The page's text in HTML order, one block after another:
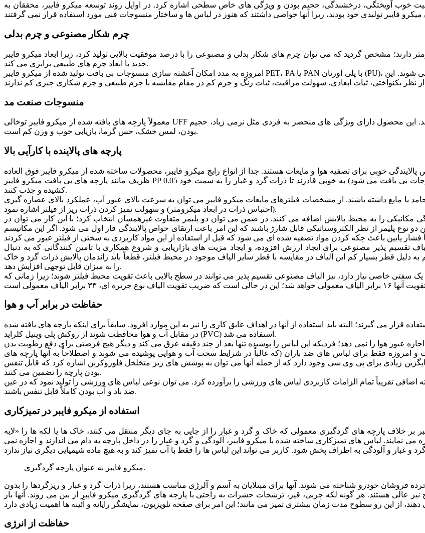
خوب آویختگی، درخشندگی، حجیم بودن و ویژگی های خاص سطحی اشاره کرد. در اوایل روند توسعه میکرو فایبر، محققان به
چرم شکار مصنوعی و چرم بدلی
شد الیاف کلاژنی چرم شکار طبیعی، قطری در حدود ۴ میکرومتر دارند؛ مشخص گردید که می توان چرم های شکار بدلی و مصنوعی را با درصد موفقیت بالایی تولید کرد، زیرا ابعاد میکرو فایبر
جدید با ابعاد چرم های طبیعی برابری می کند.
امروزه به مدد امکان آغشته سازی منسوجات بی بافت تولید شده از میکرو فایبر PET، PA یا PAN با پلی اورتان (PU)، محصولات چرم شکاری مصنوعی و چرمی به صورت صنعتی در ژاپن تولید می شوند. این
منسوجات صنعت مد
معمولاً پارچه های بافته شده از میکرو فایبر توخالی UFF با ظرافت 0.1 دسی تکس به همراه الیاف استیپل تک حفره ای تولید می شوند. این محصول دارای ویژگی های منحصر به فردی مثل نرمی زیاد، حجیم
بودن، لمس خشک، حس گرما، بازیابی خوب و وزن کم است.
پارچه های پالاینده با کارآیی بالا
خوبی برای تصفیه هوا و مایعات هستند. جدا از انواع رایج میکرو فایبر، محصولات ساخته شده از میکرو فایبر فوق العاده
ظریف مانند پارچه های بی بافت میکرو فایبر PP 0.05 دسی تکس در ترکیب با یک ولتاژ الکتریکی بالا (که باعث قطبش ثابت منسوجات بی بافت می شود) به خوبی قادرند تا ذرات گرد و غبار را به سمت خود
کشیده و جذب کنند.
جامد یا مایع داشته باشند. از مشخصات فیلترهای مایعات میکرو فایبر می توان به سرعت بالای عبور آب، عملکرد بالای عصاره گیری
(احتباس ذرات در ابعاد میکرومتر) و سهولت تمیز کردن ذرات ریز از فیلتر اشاره نمود.
مکانیکی را به محیط پالایش اضافه می کنند. در ضمن می توان دو پلیمر متفاوت غیرهمسان انتخاب کرد؛ با این کار می توان در
پلیمر از نظر الکتروستاتیکی قابل شارژ باشند که این امر باعث ارتقای خواص پالایندگی فاز اول می شود. اگر این مکانیسم
تقسیم پذیر مصنوعی برای ایجاد ارزش افزوده، و ایجاد مزیت های بازاریابی و شروع همکاری با تامین کنندگانی که به دنبال
به دلیل قطر بسیار کم این الیاف در مقایسه با قطر سایر الیاف موجود در محیط فیلتر، قطعاً باید راندمان پالایش ذرات گرد و خاک
را به میزان قابل توجهی افزایش دهد.
خاصی نیاز دارد، نیز الیاف مصنوعی تقسیم پذیر می توانند در سطح بالایی باعث تقویت محیط فیلتر شوند؛ زیرا زمانی که
حفاظت در برابر آب و هوا
می گیرند؛ البته باید استفاده از آنها در اهداف عایق کاری را نیز به این موارد افزود. سابقاً برای اینکه پارچه های بافته شده
در مقابل آب و هوا محافظت شوند از روکش پلی وینیل کلراید (PVC) استفاده می شد.
هوا را نمی دهد؛ فردیکه این لباس را پوشیده تنها بعد از چند دقیقه عرق می کند و دیگر هیچ فرصتی برای دفع رطوبت بدن
امروزه فقط برای لباس های ضد باران (که غالباً در شرایط سخت آب و هوایی پوشیده می شوند و اصطلاحاً به آنها پارچه های
زیادی برای پی وی سی وجود دارد که از جمله آنها می توان به پوشش های ریز متخلخل فلوروکربن اشاره کرد که قابل تنفس
بودن پارچه را تضمین می کنند.
تقریباً تمام الزامات کاربردی لباس های ورزشی را برآورده کرد. می توان نوعی لباس های ورزشی را تولید نمود که در عین
ضد باد و آب بودن کاملاً قابل تنفس باشند.
استفاده از میکرو فایبر در تمیزکاری
خلاف پارچه های گردگیری معمولی که خاک و گرد و غبار را از جایی به جای دیگر منتقل می کنند، خاک ها یا لکه ها را «لایه
لباس های تمیزکاری ساخته شده با میکرو فایبر، آلودگی و گرد و غبار را در داخل پارچه به دام می اندازند و اجازه نمی
میکرو فایبر به عنوان پارچه گردگیری.
فروشان خودرو شناخته می شوند. آنها برای مبتلایان به آسم و آلرژی مناسب هستند، زیرا ذرات گرد و غبار و ریزگردها را بدون
عالی هستند. هر گونه لکه چربی، قیر، ترشحات حشرات به راحتی با پارچه های گردگیری میکرو فایبر از بین می روند. آنها بار
حفاظت از انرژی